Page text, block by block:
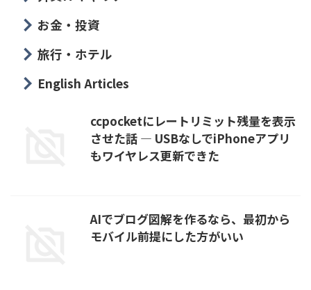
お金・投資
旅行・ホテル
English Articles
ccpocketにレートリミット残量を表示
させた話 — USBなしでiPhoneアプリ
もワイヤレス更新できた
AIでブログ図解を作るなら、最初から
モバイル前提にした方がいい